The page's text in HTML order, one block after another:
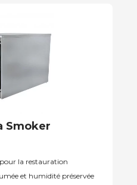
Smoker
la restauration
et humidité préservée